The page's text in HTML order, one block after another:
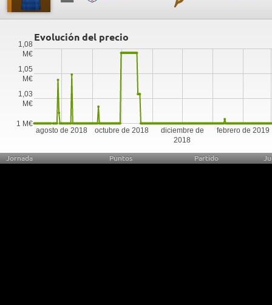
Evolución del precio
agosto de 2018 octubre de 2018
diciembre de
2018
febrero de 2019
1 M€
1,03
M€
1,05
M€
1,08
M€
Jornada Puntos Partido